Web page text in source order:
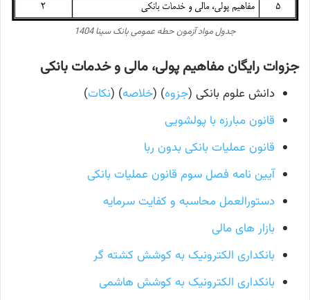
جدول مواد آزمون حطه عمومی بانک سینا 1404
جزوات رایگان مفاهیم پولی، مالی و خدمات بانکی
دانش علوم بانکی (جزوه) (خلاصه) (نکات)
قانون مبارزه با پولشویی
قانون عملیات بانکی بدون ربا
آیین نامه فصل سوم قانون عملیات بانکی
دستورالعمل محاسبه و کفایت سرمایه
بازار های مالی
بانکداری الکترونیک به کوشش کشته گر
بانکداری الکترونیک به کوشش هاشمی